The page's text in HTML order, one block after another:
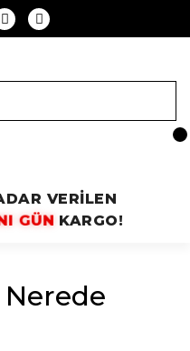
VERİLEN
GÜN KARGO!
Nerede